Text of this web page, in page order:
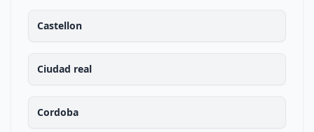
Castellon
Ciudad real
Cordoba